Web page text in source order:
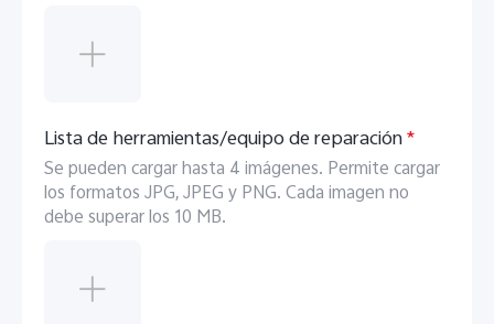
Lista de herramientas/equipo de reparación*
Se pueden cargar hasta 4 imágenes. Permite cargar
los formatos JPG, JPEG y PNG. Cada imagen no
debe superar los 10 MB.